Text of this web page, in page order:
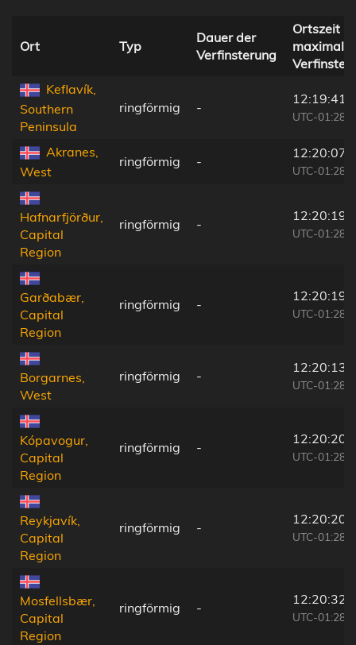
Ort Typ
Dauer der
Verfinsterung
Ortszeit
maximaler
Keflavík,
Southern
Peninsula
ringförmig -
12:19:41
UTC-01:28
Akranes,
West
ringförmig -
12:20:07
UTC-01:28
Hafnarfjörður,
Capital
Region
ringförmig -
12:20:19
UTC-01:28
Garðabær,
Capital
Region
ringförmig -
12:20:19
UTC-01:28
Borgarnes,
West
ringförmig -
12:20:13
UTC-01:28
Kópavogur,
Capital
Region
ringförmig -
12:20:20
UTC-01:28
Reykjavík,
Capital
Region
ringförmig -
12:20:20
UTC-01:28
Mosfellsbær,
Capital
Region
ringförmig -
12:20:32
UTC-01:28